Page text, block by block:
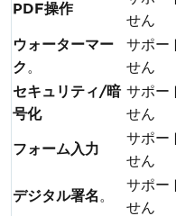
PDF操作
せん
ウォーターマー
ク 。
サポー
せん
セキュリティ/暗
号化
サポー
せん
フォーム入力
サポー
せん
デジタル署名 。
サポー
せん